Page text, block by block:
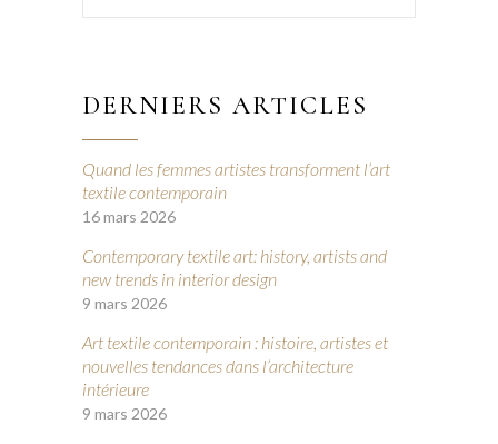
DERNIERS ARTICLES
Quand les femmes artistes transforment l’art
textile contemporain
16 mars 2026
Contemporary textile art: history, artists and
new trends in interior design
9 mars 2026
Art textile contemporain : histoire, artistes et
nouvelles tendances dans l’architecture
intérieure
9 mars 2026